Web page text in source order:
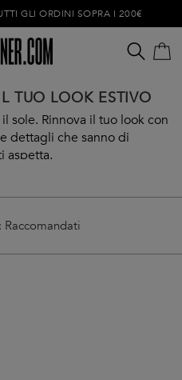
GLI ORDINI SOPRA I 200€
vuoto
TUO LOOK ESTIVO
sole. Rinnova il tuo look con
dettagli che sanno di
aspetta.